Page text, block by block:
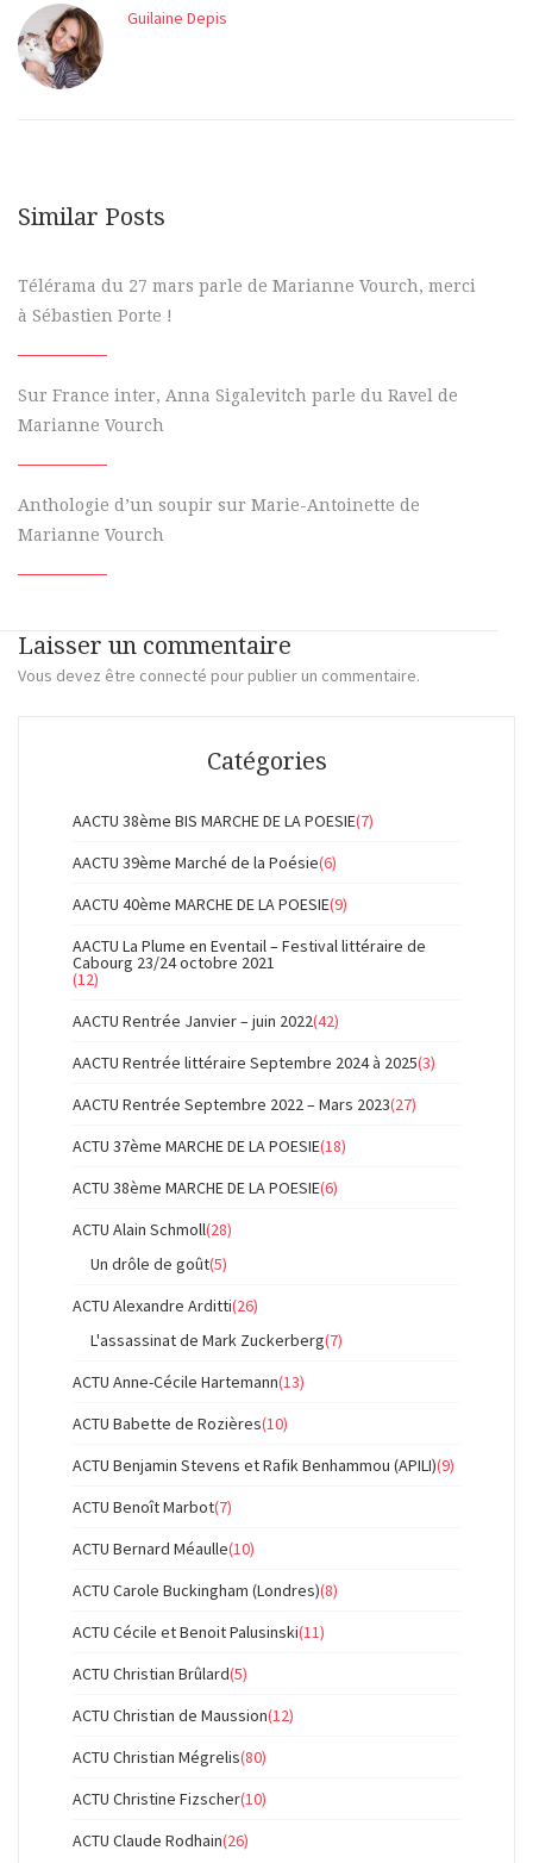
Guilaine Depis
Similar Posts
Télérama du 27 mars parle de Marianne Vourch, merci
à Sébastien Porte !
Sur France inter, Anna Sigalevitch parle du Ravel de
Marianne Vourch
Anthologie d’un soupir sur Marie-Antoinette de
Marianne Vourch
Laisser un commentaire
Vous devez être connecté pour publier un commentaire.
Catégories
AACTU 38ème BIS MARCHE DE LA POESIE(7)
AACTU 39ème Marché de la Poésie(6)
AACTU 40ème MARCHE DE LA POESIE(9)
AACTU La Plume en Eventail – Festival littéraire de
Cabourg 23/24 octobre 2021
(12)
AACTU Rentrée Janvier – juin 2022(42)
AACTU Rentrée littéraire Septembre 2024 à 2025(3)
AACTU Rentrée Septembre 2022 – Mars 2023(27)
ACTU 37ème MARCHE DE LA POESIE(18)
ACTU 38ème MARCHE DE LA POESIE(6)
ACTU Alain Schmoll(28)
Un drôle de goût(5)
ACTU Alexandre Arditti(26)
L'assassinat de Mark Zuckerberg(7)
ACTU Anne-Cécile Hartemann(13)
ACTU Babette de Rozières(10)
ACTU Benjamin Stevens et Rafik Benhammou (APILI)(9)
ACTU Benoît Marbot(7)
ACTU Bernard Méaulle(10)
ACTU Carole Buckingham (Londres)(8)
ACTU Cécile et Benoit Palusinski(11)
ACTU Christian Brûlard(5)
ACTU Christian de Maussion(12)
ACTU Christian Mégrelis(80)
ACTU Christine Fizscher(10)
ACTU Claude Rodhain(26)